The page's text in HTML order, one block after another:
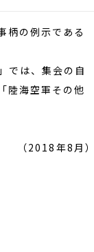
柄の例示である
では、集会の自
陸海空軍その他
（2018年8月）